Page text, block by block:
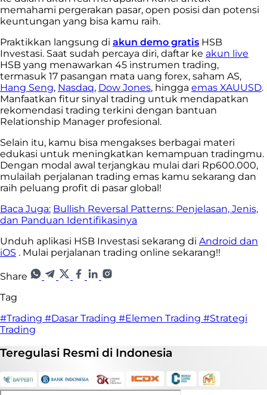
memahami pergerakan pasar, open posisi dan potensi
keuntungan yang bisa kamu raih.
Praktikkan langsung di akun demo gratis HSB
Investasi. Saat sudah percaya diri, daftar ke akun live
HSB yang menawarkan 45 instrumen trading,
termasuk 17 pasangan mata uang forex, saham AS,
Hang Seng, Nasdaq, Dow Jones, hingga emas XAUUSD.
Manfaatkan fitur sinyal trading untuk mendapatkan
rekomendasi trading terkini dengan bantuan
Relationship Manager profesional.
Selain itu, kamu bisa mengakses berbagai materi
edukasi untuk meningkatkan kemampuan tradingmu.
Dengan modal awal terjangkau mulai dari Rp600.000,
mulailah perjalanan trading emas kamu sekarang dan
raih peluang profit di pasar global!
Baca Juga: Bullish Reversal Patterns: Penjelasan, Jenis,
dan Panduan Identifikasinya
Unduh aplikasi HSB Investasi sekarang di Android dan
iOS . Mulai perjalanan trading online sekarang!!
Share
Tag
#Trading #Dasar Trading #Elemen Trading #Strategi
Trading
Teregulasi Resmi di Indonesia